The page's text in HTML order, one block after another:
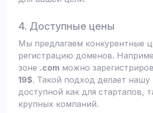
4. Доступные цены
Мы предлагаем конкурентные
регистрацию доменов.
зоне .com можно
19$. Такой подход делает
доступной как для стартапов,
крупных компаний.